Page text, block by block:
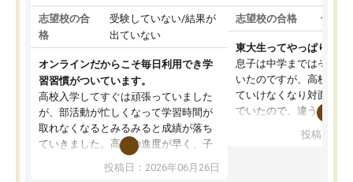
志望校の合
格
受験していない/結果が
出ていない
オンラインだからこそ毎日利用でき学
習習慣がついています。
高校入学してすぐは頑張っていました
が、部活動が忙しくなって学習時間が
取れなくなるとみるみると成績が落ち
ていきました。高校の進度が早く、子
供も家に帰って勉強の話すると嫌な反
応を示します。東大先生にお願いして
投稿日：2026年06月26日
志望校の合格 合格
東大生ってやっぱりすご
息子は中学まではそこそ
いたのですが、高校に入
ていけなくなり対面の塾
でいたので、違うアプロ
で、当初は模試でD判定
投稿日：